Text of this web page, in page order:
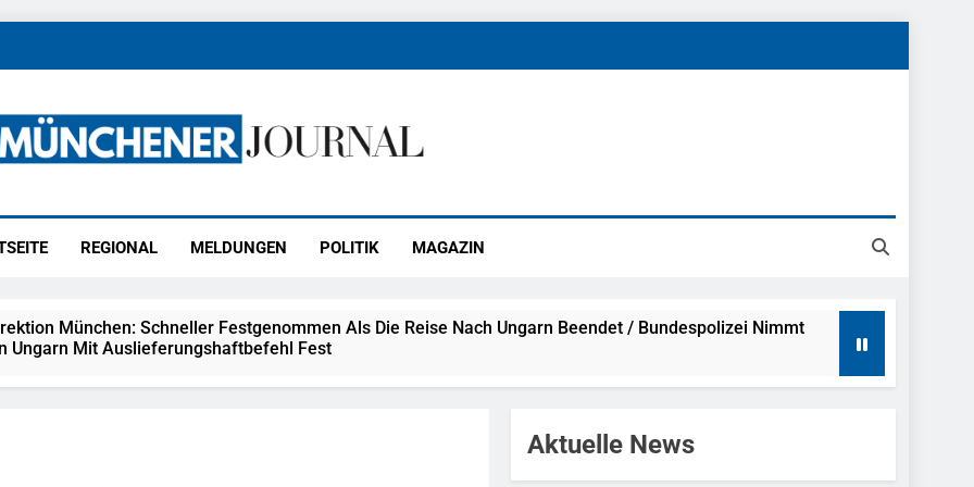
REGIONAL MELDUNGEN POLITIK MAGAZIN
München: Schneller Festgenommen Als Die Reise Nach Ungarn Beendet / Bundespolizei Nimmt
Ungarn Mit Auslieferungshaftbefehl Fest
Aktuelle News